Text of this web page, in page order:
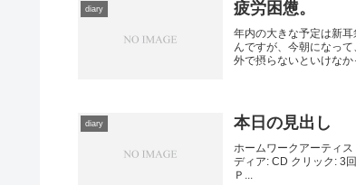
diary 疲労困憊。
年内の大きな予定は新
んですが、今朝になっ
外で摂らないといけな
diary 本日の見出し
ホームワークアーティ
ディア: CD クリック: 3
Ｐ...